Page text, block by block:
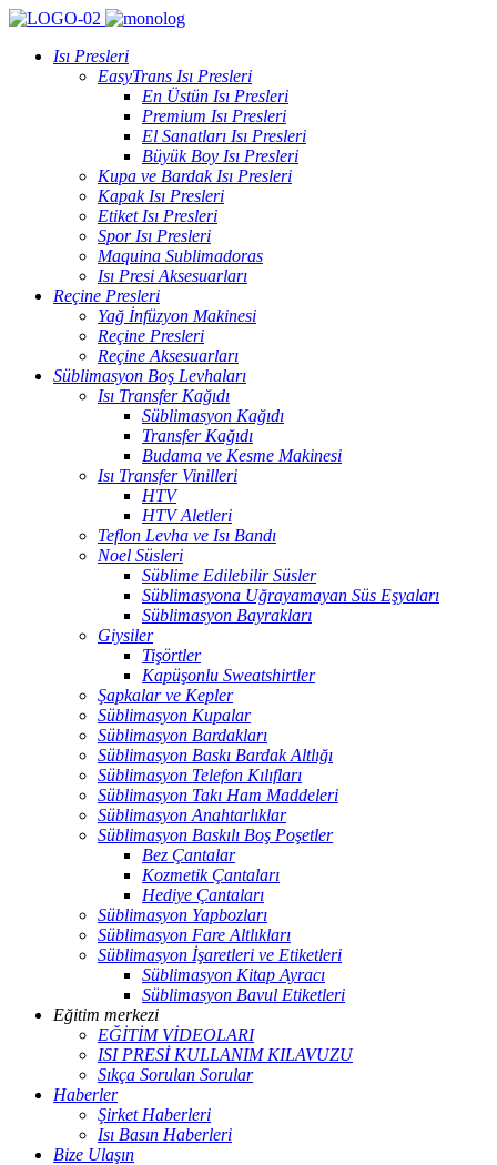
Isı Presleri
EasyTrans Isı Presleri
En Üstün Isı Presleri
Premium Isı Presleri
El Sanatları Isı Presleri
Büyük Boy Isı Presleri
Kupa ve Bardak Isı Presleri
Kapak Isı Presleri
Etiket Isı Presleri
Spor Isı Presleri
Maquina Sublimadoras
Isı Presi Aksesuarları
Reçine Presleri
Yağ İnfüzyon Makinesi
Reçine Presleri
Reçine Aksesuarları
Süblimasyon Boş Levhaları
Isı Transfer Kağıdı
Süblimasyon Kağıdı
Transfer Kağıdı
Budama ve Kesme Makinesi
Isı Transfer Vinilleri
HTV
HTV Aletleri
Teflon Levha ve Isı Bandı
Noel Süsleri
Süblime Edilebilir Süsler
Süblimasyona Uğrayamayan Süs Eşyaları
Süblimasyon Bayrakları
Giysiler
Tişörtler
Kapüşonlu Sweatshirtler
Şapkalar ve Kepler
Süblimasyon Kupalar
Süblimasyon Bardakları
Süblimasyon Baskı Bardak Altlığı
Süblimasyon Telefon Kılıfları
Süblimasyon Takı Ham Maddeleri
Süblimasyon Anahtarlıklar
Süblimasyon Baskılı Boş Poşetler
Bez Çantalar
Kozmetik Çantaları
Hediye Çantaları
Süblimasyon Yapbozları
Süblimasyon Fare Altlıkları
Süblimasyon İşaretleri ve Etiketleri
Süblimasyon Kitap Ayracı
Süblimasyon Bavul Etiketleri
Eğitim merkezi
EĞİTİM VİDEOLARI
ISI PRESİ KULLANIM KILAVUZU
Sıkça Sorulan Sorular
Haberler
Şirket Haberleri
Isı Basın Haberleri
Bize Ulaşın